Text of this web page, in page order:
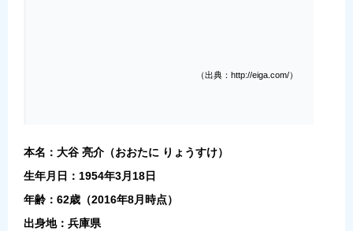
（出典：http://eiga.com/）
本名：大谷 亮介（おおたに りょうすけ）
生年月日：1954年3月18日
年齢：62歳（2016年8月時点）
出身地：兵庫県